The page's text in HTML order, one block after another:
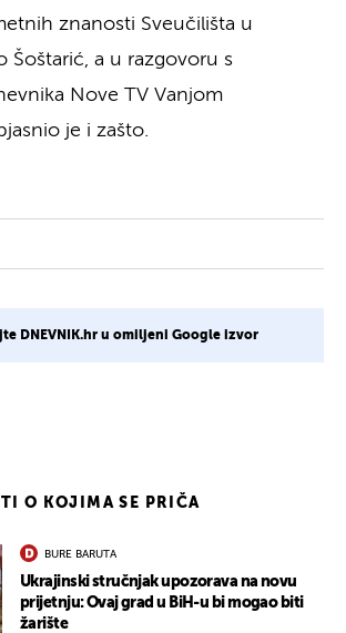
znanosti Sveučilišta u
Šoštarić, a u razgovoru s
Nove TV Vanjom
je i zašto.
DNEVNIK.hr u omiljeni Google izvor
O KOJIMA SE PRIČA
BURE BARUTA
Ukrajinski stručnjak upozorava na novu
prijetnju: Ovaj grad u BiH-u bi mogao biti
žarište